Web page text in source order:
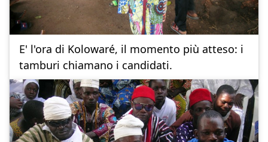
E' l'ora di Kolowaré, il momento più atteso: i
tamburi chiamano i candidati.